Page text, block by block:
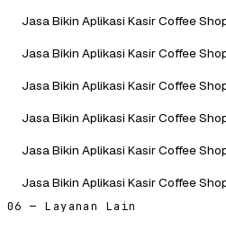
Jasa Bikin Aplikasi Kasir Coffee
Jasa Bikin Aplikasi Kasir Coffee
Jasa Bikin Aplikasi Kasir Coffee
Jasa Bikin Aplikasi Kasir Coffee
Jasa Bikin Aplikasi Kasir Coffee
Jasa Bikin Aplikasi Kasir Coffee
06 — Layanan Lain